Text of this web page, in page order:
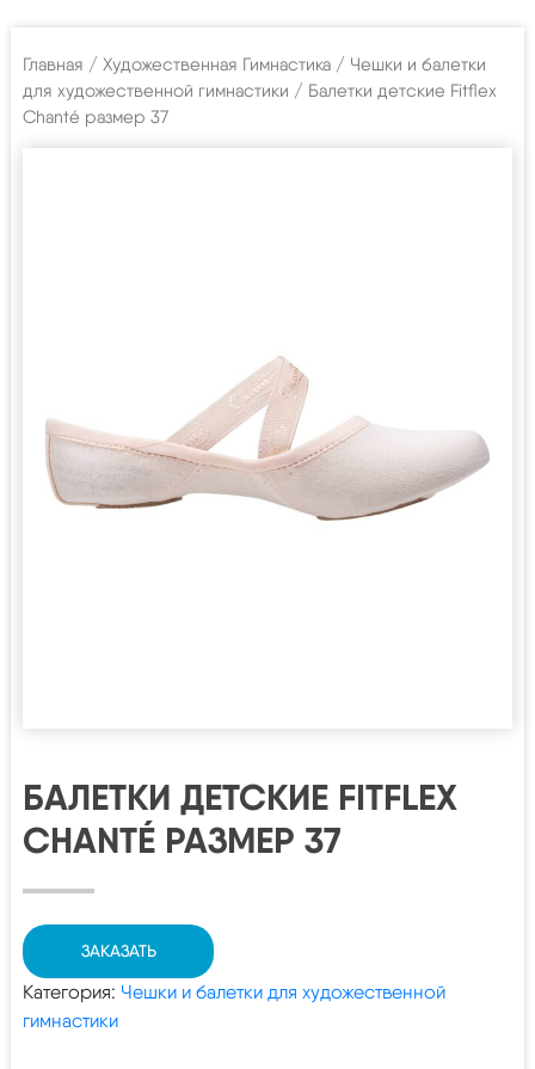
Главная / Художественная Гимнастика / Чешки и балетки
для художественной гимнастики / Балетки детские Fitflex
Chanté размер 37
БАЛЕТКИ ДЕТСКИЕ FITFLEX
CHANTÉ РАЗМЕР 37
ЗАКАЗАТЬ
Категория: Чешки и балетки для художественной
гимнастики